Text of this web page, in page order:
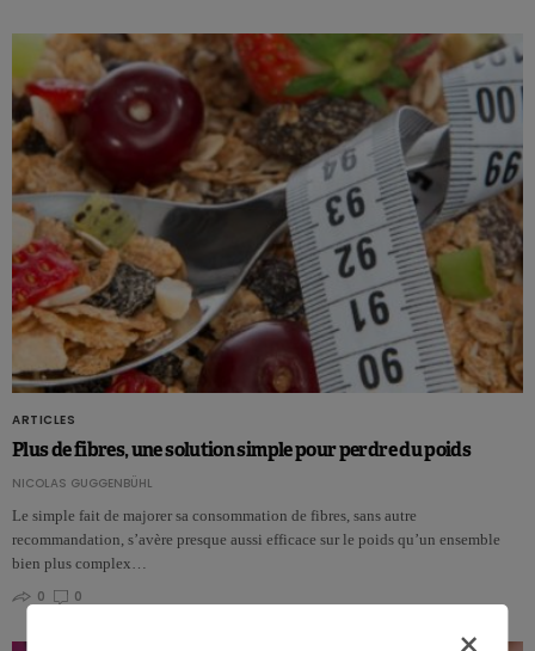
ARTICLES
Plus de fibres, une solution simple pour perdre du poids
NICOLAS GUGGENBÜHL
Le simple fait de majorer sa consommation de fibres, sans autre
recommandation, s’avère presque aussi efficace sur le poids qu’un ensemble
bien plus complex…
0
0